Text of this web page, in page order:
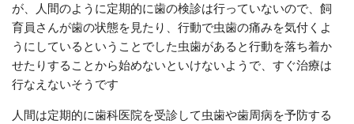
が、人間のように定期的に歯の検診は行っていないので、飼
育員さんが歯の状態を見たり、行動で虫歯の痛みを気付くよ
うにしているということでした虫歯があると行動を落ち着か
せたりすることから始めないといけないようで、すぐ治療は
行なえないそうです
人間は定期的に歯科医院を受診して虫歯や歯周病を予防する